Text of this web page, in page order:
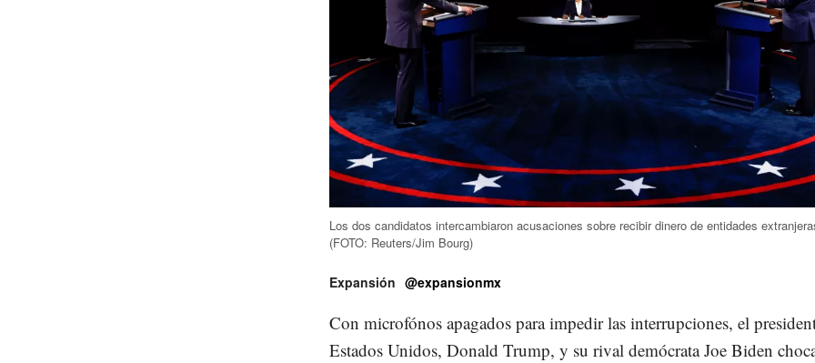
Los dos candidatos intercambiaron acusaciones sobre recibir dinero de entidades
(FOTO: Reuters/Jim Bourg)
Expansión @expansionmx
Con microfónos apagados para impedir las interrupciones, el
Estados Unidos, Donald Trump, y su rival demócrata Joe Biden